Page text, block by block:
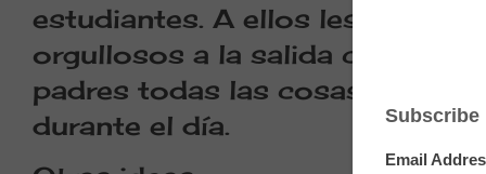
estudiantes. A ellos les
orgullosos a la salida cuando
padres todas las cosas que
durante el día.